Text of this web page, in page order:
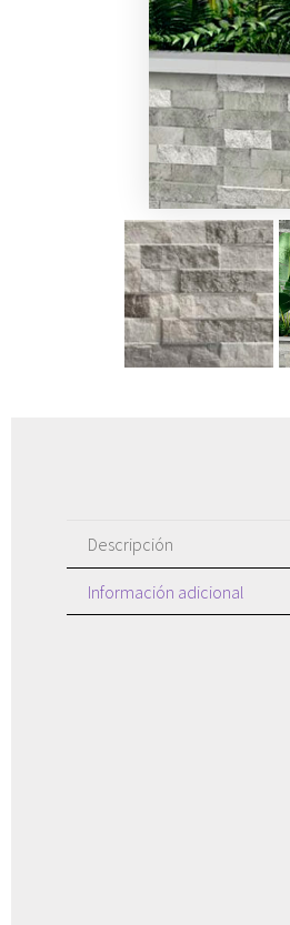
Descripción
Información adicional